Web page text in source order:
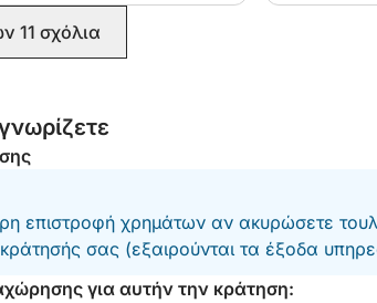
11 σχόλια
επιστροφή χρημάτων αν ακυρώσετε
σας (εξαιρούνται τα έξοδα
για αυτήν την κράτηση: